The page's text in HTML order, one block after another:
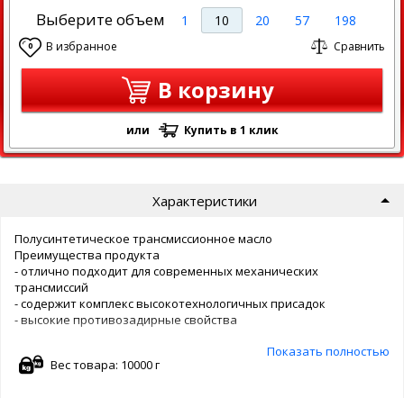
Выберите объем 1 10 20 57 198
0 В избранное Сравнить
В корзину
или Купить в 1 клик
Характеристики
Полусинтетическое трансмиссионное масло
Преимущества продукта
- отлично подходит для современных механических
трансмиссий
- содержит комплекс высокотехнологичных присадок
- высокие противозадирные свойства
Применение
Показать полностью
Вес товара: 10000 г